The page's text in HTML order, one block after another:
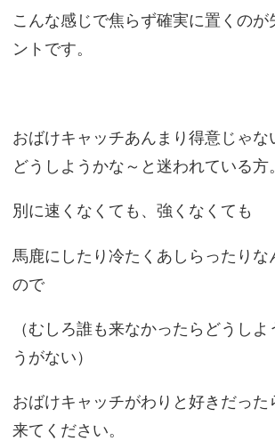
こんな感じで焦らず確実に置くのが
ントです。
おばけキャッチあんまり得意じゃな
どうしようかな～と迷われている方。
別に速くなくても、強くなくても
馬鹿にしたり冷たくあしらったりな
ので
（むしろ誰も来なかったらどうしよ
うがない）
おばけキャッチがわりと好きだった
来てください。